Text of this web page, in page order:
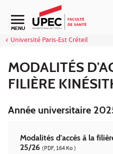
Aller au contenu
Navigation secondaire
MENU
Université Paris-Est Créteil
MODALITÉS
FILIÈRE
Année universitaire
Modalités d'accès à la
25/26 (PDF, 164 Ko )